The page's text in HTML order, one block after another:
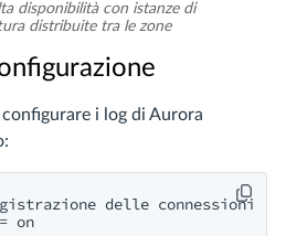
disponibilità con istanze di
distribuite tra le zone
configurare i log di Aurora
delle connessioni
on